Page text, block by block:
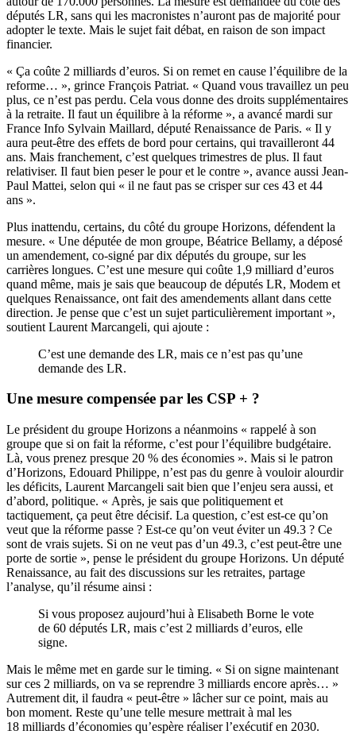
députés LR, sans qui les macronistes n’auront pas de majorité pour
adopter le texte. Mais le sujet fait débat, en raison de son impact
financier.
« Ça coûte 2 milliards d’euros. Si on remet en cause l’équilibre de la
reforme… », grince François Patriat. « Quand vous travaillez un peu
plus, ce n’est pas perdu. Cela vous donne des droits supplémentaires
à la retraite. Il faut un équilibre à la réforme », a avancé mardi sur
France Info Sylvain Maillard, député Renaissance de Paris. « Il y
aura peut-être des effets de bord pour certains, qui travailleront 44
ans. Mais franchement, c’est quelques trimestres de plus. Il faut
relativiser. Il faut bien peser le pour et le contre », avance aussi Jean-
Paul Mattei, selon qui « il ne faut pas se crisper sur ces 43 et 44
ans ».
Plus inattendu, certains, du côté du groupe Horizons, défendent la
mesure. « Une députée de mon groupe, Béatrice Bellamy, a déposé
un amendement, co-signé par dix députés du groupe, sur les
carrières longues. C’est une mesure qui coûte 1,9 milliard d’euros
quand même, mais je sais que beaucoup de députés LR, Modem et
quelques Renaissance, ont fait des amendements allant dans cette
direction. Je pense que c’est un sujet particulièrement important »,
soutient Laurent Marcangeli, qui ajoute :
C’est une demande des LR, mais ce n’est pas qu’une
demande des LR.
Une mesure compensée par les CSP + ?
Le président du groupe Horizons a néanmoins « rappelé à son
groupe que si on fait la réforme, c’est pour l’équilibre budgétaire.
Là, vous prenez presque 20 % des économies ». Mais si le patron
d’Horizons, Edouard Philippe, n’est pas du genre à vouloir alourdir
les déficits, Laurent Marcangeli sait bien que l’enjeu sera aussi, et
d’abord, politique. « Après, je sais que politiquement et
tactiquement, ça peut être décisif. La question, c’est est-ce qu’on
veut que la réforme passe ? Est-ce qu’on veut éviter un 49.3 ? Ce
sont de vrais sujets. Si on ne veut pas d’un 49.3, c’est peut-être une
porte de sortie », pense le président du groupe Horizons. Un député
Renaissance, au fait des discussions sur les retraites, partage
l’analyse, qu’il résume ainsi :
Si vous proposez aujourd’hui à Elisabeth Borne le vote
de 60 députés LR, mais c’est 2 milliards d’euros, elle
signe.
Mais le même met en garde sur le timing. « Si on signe maintenant
sur ces 2 milliards, on va se reprendre 3 milliards encore après… »
Autrement dit, il faudra « peut-être » lâcher sur ce point, mais au
bon moment. Reste qu’une telle mesure mettrait à mal les
18 milliards d’économies qu’espère réaliser l’exécutif en 2030.